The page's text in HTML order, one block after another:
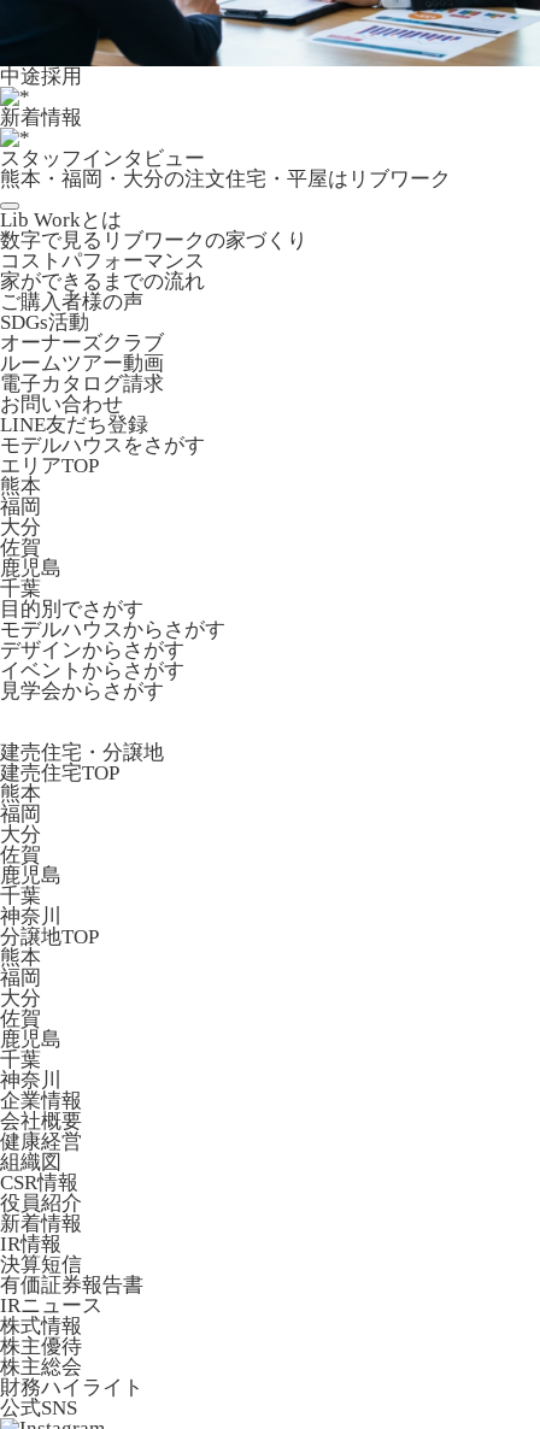
中途採用
新着情報
スタッフインタビュー
熊本・福岡・大分の注文住宅・平屋はリブワーク
Lib Workとは
数字で見るリブワークの家づくり
コストパフォーマンス
家ができるまでの流れ
ご購入者様の声
SDGs活動
オーナーズクラブ
ルームツアー動画
電子カタログ請求
お問い合わせ
LINE友だち登録
モデルハウスをさがす
エリアTOP
熊本
福岡
大分
佐賀
鹿児島
千葉
目的別でさがす
モデルハウスからさがす
デザインからさがす
イベントからさがす
見学会からさがす
建売住宅・分譲地
建売住宅TOP
熊本
福岡
大分
佐賀
鹿児島
千葉
神奈川
分譲地TOP
熊本
福岡
大分
佐賀
鹿児島
千葉
神奈川
企業情報
会社概要
健康経営
組織図
CSR情報
役員紹介
新着情報
IR情報
決算短信
有価証券報告書
IRニュース
株式情報
株主優待
株主総会
財務ハイライト
公式SNS